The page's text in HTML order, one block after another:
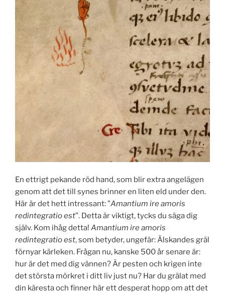
En ettrigt pekande röd hand, som blir extra angelägen
genom att det till synes brinner en liten eld under den.
Här är det hett intressant: ”Amantium ire amoris
redintegratio est”. Detta är viktigt, tycks du säga dig
själv. Kom ihåg detta! Amantium ire amoris
redintegratio est, som betyder, ungefär: Älskandes gräl
förnyar kärleken. Frågan nu, kanske 500 år senare är:
hur är det med dig vännen? Är pesten och krigen inte
det största mörkret i ditt liv just nu? Har du grälat med
din käresta och finner här ett desperat hopp om att det